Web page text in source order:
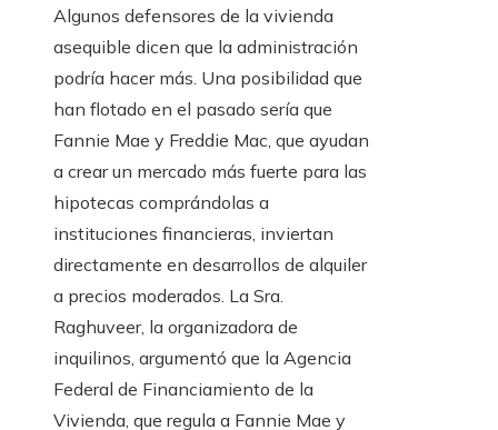
Algunos defensores de la vivienda
asequible dicen que la administración
podría hacer más. Una posibilidad que
han flotado en el pasado sería que
Fannie Mae y Freddie Mac, que ayudan
a crear un mercado más fuerte para las
hipotecas comprándolas a
instituciones financieras, inviertan
directamente en desarrollos de alquiler
a precios moderados. La Sra.
Raghuveer, la organizadora de
inquilinos, argumentó que la Agencia
Federal de Financiamiento de la
Vivienda, que regula a Fannie Mae y